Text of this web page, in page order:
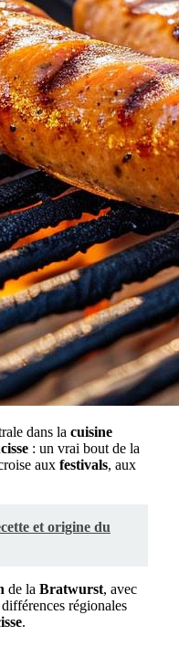
dans la cuisine
: un vrai bout de la
aux festivals, aux
et origine du
de la Bratwurst, avec
régionales
.